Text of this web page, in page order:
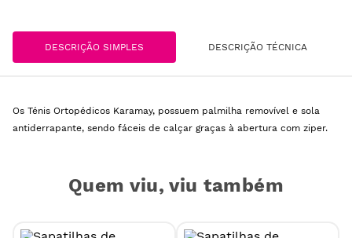
DESCRIÇÃO SIMPLES DESCRIÇÃO TÉCNICA
Os Ténis Ortopédicos Karamay, possuem palmilha removível e sola
antiderrapante, sendo fáceis de calçar graças à abertura com ziper.
Quem viu, viu também